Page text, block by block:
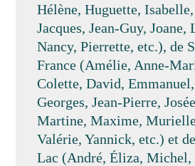
Hélène, Huguette,
Jacques, Jean-Guy, Joane,
Nancy, Pierrette, etc.), de
France (Amélie, Anne-
Colette, David,
Georges, Jean-Pierre,
Martine, Maxime,
Valérie, Yannick, etc.) et
Lac (André, Éliza, Michel,